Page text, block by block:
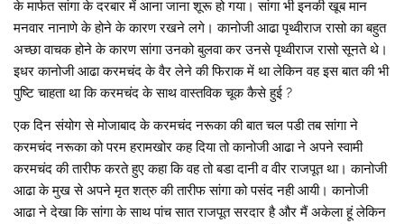
के मार्फत सांगा के दरबार में आना जाना शूरू हो गया। सांगा भी इनकी खूब मान
मनवार नानाणे के होने के कारण रखने लगे। कानोजी आढा पृथ्वीराज रासो का बहुत
अच्छा वाचक होने के कारण सांगा उनको बुलवा कर उनसे पृथ्वीराज रासो सूनते थे।
इधर कानोजी आढा करमचंद के वैर लेने की फिराक में था लेकिन वह इस बात की भी
पुष्टि चाहता था कि करमचंद के साथ वास्तविक चूक कैसे हुई ?
एक दिन संयोग से मोजाबाद के करमचंद नरूका की बात चल पडी तब सांगा ने
करमचंद नरूका को परम हरामखोर कह दिया तो कानोजी आढा ने अपने स्वामी
करमचंद की तारीफ करते हुए कहा कि वह तो बडा दानी व वीर राजपूत था। कानोजी
आढा के मुख से अपने मृत शत्रु की तारीफ सांगा को पसंद नही आयी। कानोजी
आढा ने देखा कि सांगा के साथ पांच सात राजपूत सरदार है और मैं अकेला हूं लेकिन